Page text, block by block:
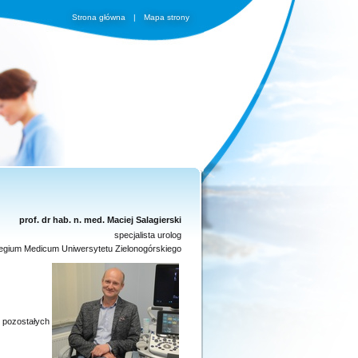
Strona główna | Mapa strony
prof. dr hab. n. med. Maciej Salagierski
specjalista urolog
Medicum Uniwersytetu Zielonogórskiego